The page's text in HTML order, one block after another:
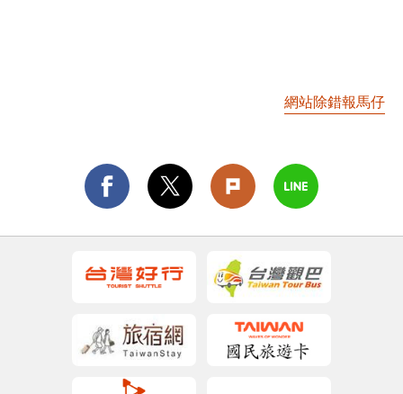
網站除錯報馬仔